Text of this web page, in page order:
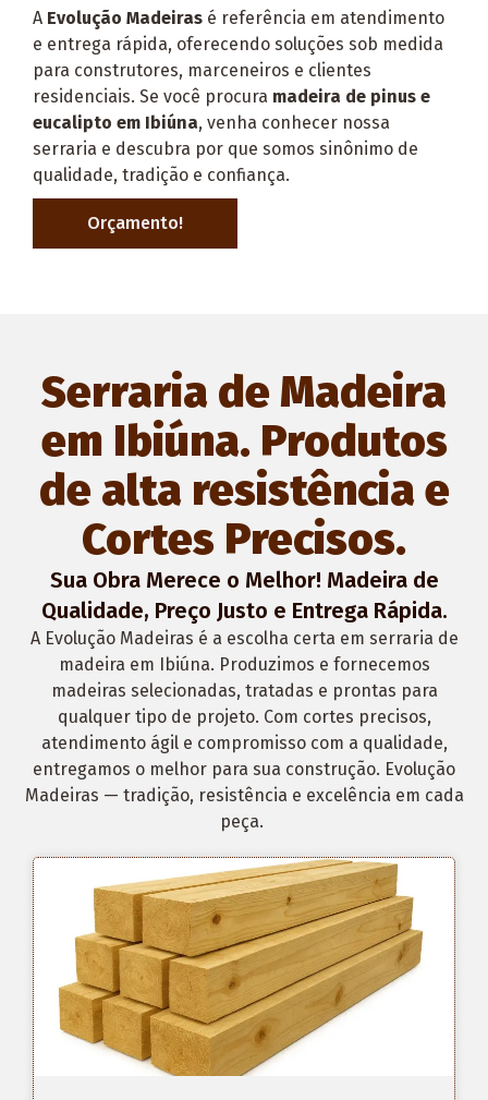
A Evolução Madeiras é referência em atendimento
e entrega rápida, oferecendo soluções sob medida
para construtores, marceneiros e clientes
residenciais. Se você procura madeira de pinus e
eucalipto em Ibiúna, venha conhecer nossa
serraria e descubra por que somos sinônimo de
qualidade, tradição e confiança.
Orçamento!
Serraria de Madeira
em Ibiúna. Produtos
de alta resistência e
Cortes Precisos.
Sua Obra Merece o Melhor! Madeira de
Qualidade, Preço Justo e Entrega Rápida.
A Evolução Madeiras é a escolha certa em serraria de
madeira em Ibiúna. Produzimos e fornecemos
madeiras selecionadas, tratadas e prontas para
qualquer tipo de projeto. Com cortes precisos,
atendimento ágil e compromisso com a qualidade,
entregamos o melhor para sua construção. Evolução
Madeiras — tradição, resistência e excelência em cada
peça.